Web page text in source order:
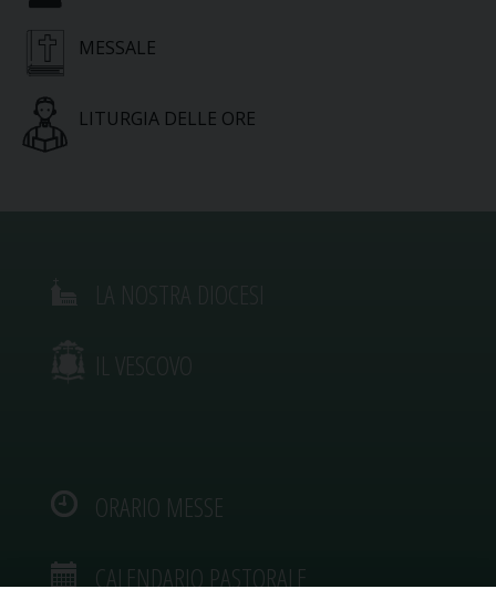
MESSALE
LITURGIA DELLE ORE
IL VESCOVO
ORARIO MESSE
CALENDARIO PASTORALE